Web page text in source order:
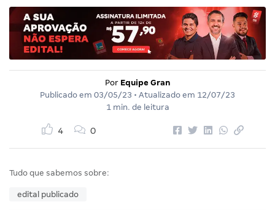
Por Equipe Gran
Publicado em 03/05/23 • Atualizado em 12/07/23
1 min. de leitura
4 0
Tudo que sabemos sobre:
edital publicado